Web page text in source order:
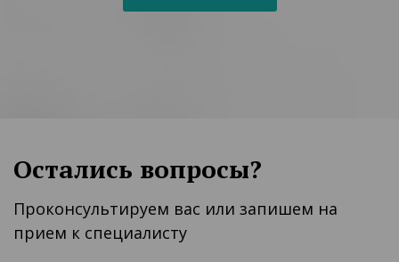
Остались вопросы?
Проконсультируем вас или запишем на
прием к специалисту